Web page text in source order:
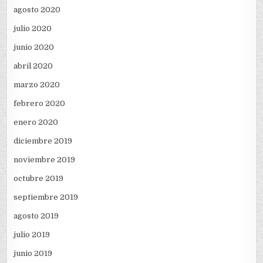
agosto 2020
julio 2020
junio 2020
abril 2020
marzo 2020
febrero 2020
enero 2020
diciembre 2019
noviembre 2019
octubre 2019
septiembre 2019
agosto 2019
julio 2019
junio 2019